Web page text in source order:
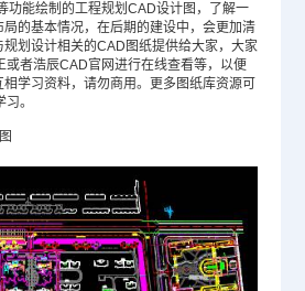
功能绘制的工程规划 CAD设计图，了解一
的基本情况，在后期的建设中，会更加清
划设计相关的CAD图纸提供给大家，大家
或者浩辰CAD官网进行在线查看等，以便
学习资料，请勿商用。更多图纸库资源可
。